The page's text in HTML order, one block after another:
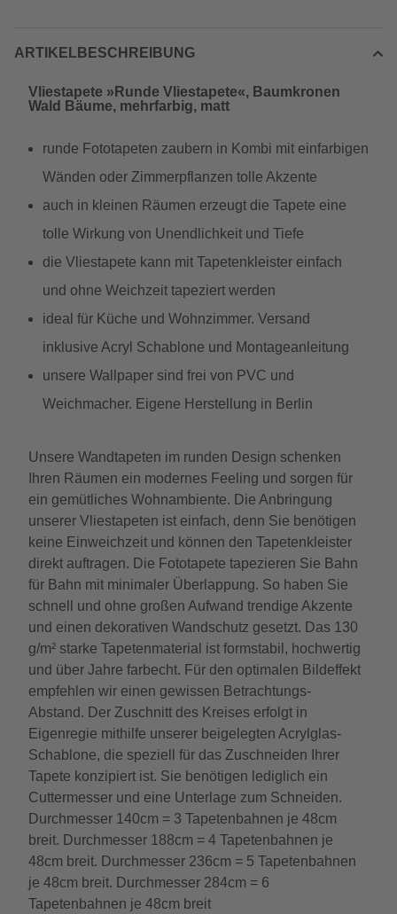
ARTIKELBESCHREIBUNG
Vliestapete »Runde Vliestapete«, Baumkronen
Wald Bäume, mehrfarbig, matt
runde Fototapeten zaubern in Kombi mit einfarbigen
Wänden oder Zimmerpflanzen tolle Akzente
auch in kleinen Räumen erzeugt die Tapete eine
tolle Wirkung von Unendlichkeit und Tiefe
die Vliestapete kann mit Tapetenkleister einfach
und ohne Weichzeit tapeziert werden
ideal für Küche und Wohnzimmer. Versand
inklusive Acryl Schablone und Montageanleitung
unsere Wallpaper sind frei von PVC und
Weichmacher. Eigene Herstellung in Berlin
Unsere Wandtapeten im runden Design schenken
Ihren Räumen ein modernes Feeling und sorgen für
ein gemütliches Wohnambiente. Die Anbringung
unserer Vliestapeten ist einfach, denn Sie benötigen
keine Einweichzeit und können den Tapetenkleister
direkt auftragen. Die Fototapete tapezieren Sie Bahn
für Bahn mit minimaler Überlappung. So haben Sie
schnell und ohne großen Aufwand trendige Akzente
und einen dekorativen Wandschutz gesetzt. Das 130
g/m² starke Tapetenmaterial ist formstabil, hochwertig
und über Jahre farbecht. Für den optimalen Bildeffekt
empfehlen wir einen gewissen Betrachtungs-
Abstand. Der Zuschnitt des Kreises erfolgt in
Eigenregie mithilfe unserer beigelegten Acrylglas-
Schablone, die speziell für das Zuschneiden Ihrer
Tapete konzipiert ist. Sie benötigen lediglich ein
Cuttermesser und eine Unterlage zum Schneiden.
Durchmesser 140cm = 3 Tapetenbahnen je 48cm
breit. Durchmesser 188cm = 4 Tapetenbahnen je
48cm breit. Durchmesser 236cm = 5 Tapetenbahnen
je 48cm breit. Durchmesser 284cm = 6
Tapetenbahnen je 48cm breit